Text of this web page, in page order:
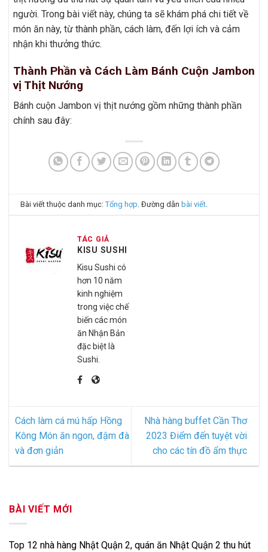
người. Trong bài viết này, chúng ta sẽ khám phá chi tiết về
món ăn này, từ thành phần, cách làm, đến lợi ích và cảm
nhận khi thưởng thức.
Thành Phần và Cách Làm Bánh Cuộn Jambon
vị Thịt Nướng
Bánh cuộn Jambon vị thịt nướng gồm những thành phần
chính sau đây:
Bài viết thuộc danh mục:Tổng hợp . Đường dẫnbài viết
TÁC GIẢ
KISU SUSHI
Kisu Sushi có
hơn 10 năm
kinh nghiệm
trong việc chế
biến các món
ăn Nhận Bản
đặc biệt là
Sushi.
Cách làm cá mú hấp Hồng
Kông Món ăn ngon, đậm đà
và đơn giản
Nhà hàng buffet Cần Thơ
2023 Điểm đến tuyệt vời
cho các tín đồ ẩm thực
BÀI VIẾT MỚI
Top 12 nhà hàng Nhật Quận 2, quán ăn Nhật Quận 2 thu hút